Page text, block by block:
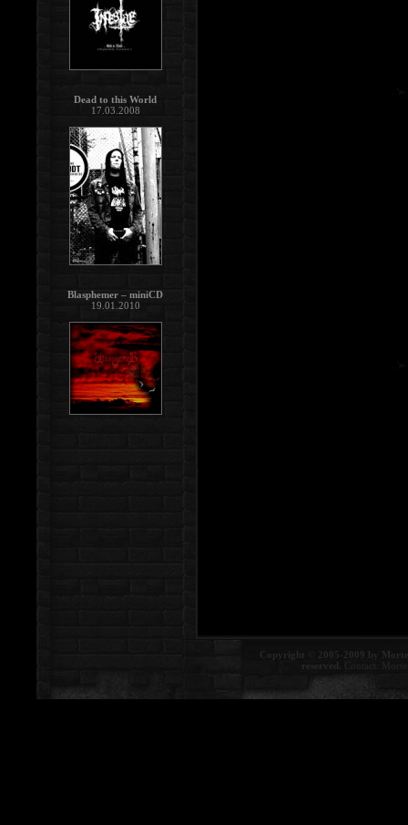
Copyright © 2005-2009 by
reserved. Contact:
Dead to this World
17.03.2008
Blasphemer – miniCD
19.01.2010